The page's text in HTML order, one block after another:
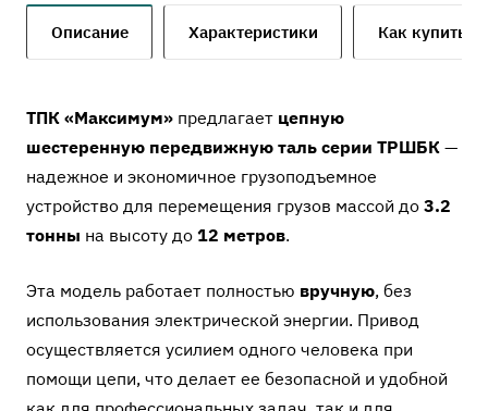
Описание Характеристики Как купить
ТПК «Максимум» предлагает цепную
шестеренную передвижную таль серии ТРШБК —
надежное и экономичное грузоподъемное
устройство для перемещения грузов массой до 3.2
тонны на высоту до 12 метров.
Эта модель работает полностью вручную, без
использования электрической энергии. Привод
осуществляется усилием одного человека при
помощи цепи, что делает ее безопасной и удобной